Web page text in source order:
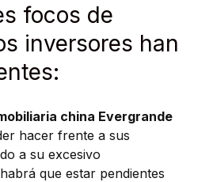
focos de
inversores han
china Evergrande
hacer frente a sus
a su excesivo
que estar pendientes